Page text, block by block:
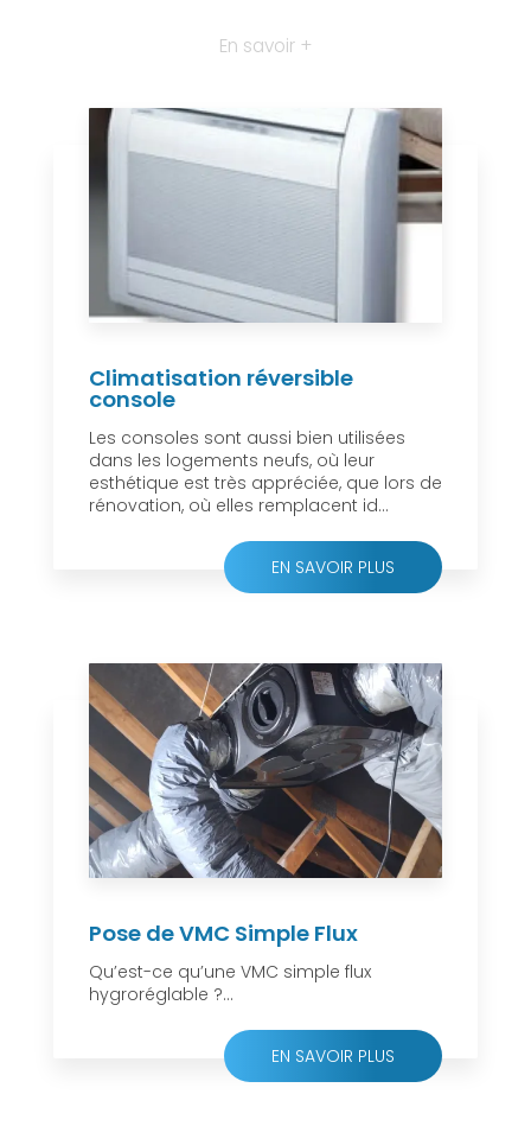
En savoir +
Climatisation réversible
console
Les consoles sont aussi bien utilisées
dans les logements neufs, où leur
esthétique est très appréciée, que lors de
rénovation, où elles remplacent id...
EN SAVOIR PLUS
Pose de VMC Simple Flux
Qu’est-ce qu’une VMC simple flux
hygroréglable ?...
EN SAVOIR PLUS